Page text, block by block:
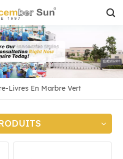
Livres En Marbre Vert